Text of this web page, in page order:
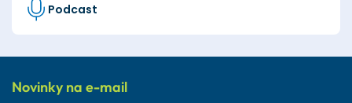
Podcast
Novinky na e-mail